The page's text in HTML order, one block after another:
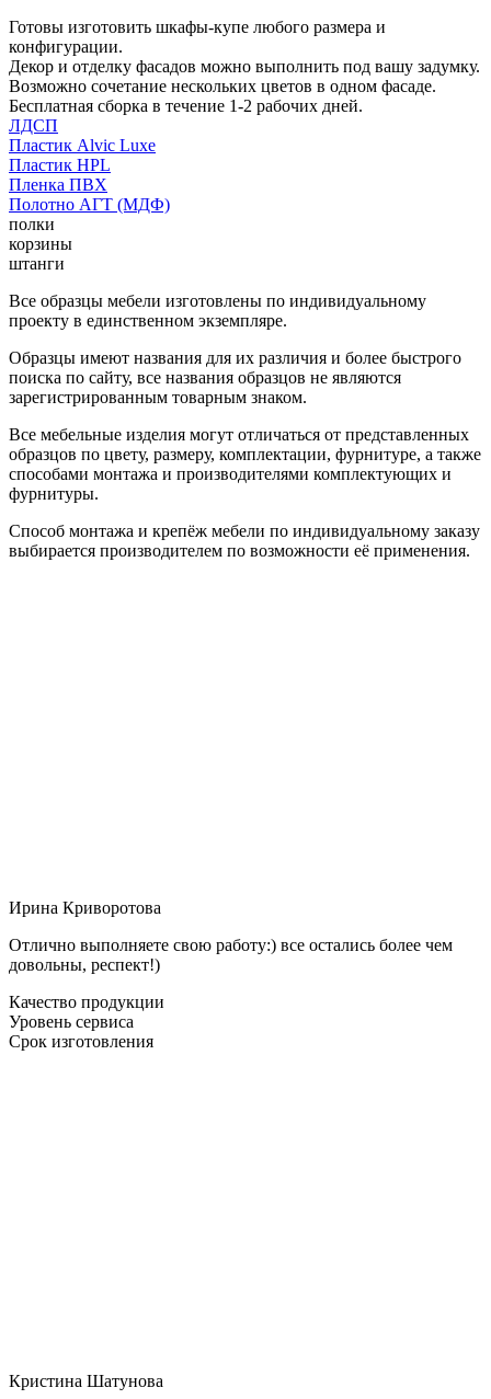
Готовы изготовить шкафы-купе любого размера и
конфигурации.
Декор и отделку фасадов можно выполнить под вашу задумку.
Возможно сочетание нескольких цветов в одном фасаде.
Бесплатная сборка в течение 1-2 рабочих дней.
ЛДСП
Пластик Alvic Luxe
Пластик HPL
Пленка ПВХ
Полотно АГТ (МДФ)
полки
корзины
штанги
Все образцы мебели изготовлены по индивидуальному
проекту в единственном экземпляре.
Образцы имеют названия для их различия и более быстрого
поиска по сайту, все названия образцов не являются
зарегистрированным товарным знаком.
Все мебельные изделия могут отличаться от представленных
образцов по цвету, размеру, комплектации, фурнитуре, а также
способами монтажа и производителями комплектующих и
фурнитуры.
Способ монтажа и крепёж мебели по индивидуальному заказу
выбирается производителем по возможности её применения.
Ирина Криворотова
Отлично выполняете свою работу:) все остались более чем
довольны, респект!)
Качество продукции
Уровень сервиса
Срок изготовления
Кристина Шатунова